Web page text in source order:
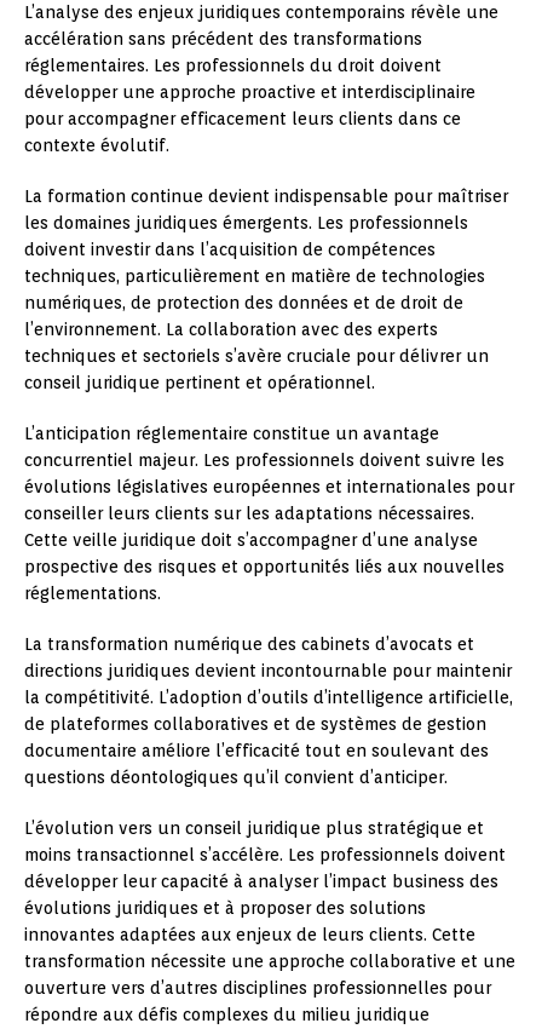
L’analyse des enjeux juridiques contemporains révèle une
accélération sans précédent des transformations
réglementaires. Les professionnels du droit doivent
développer une approche proactive et interdisciplinaire
pour accompagner efficacement leurs clients dans ce
contexte évolutif.
La formation continue devient indispensable pour maîtriser
les domaines juridiques émergents. Les professionnels
doivent investir dans l’acquisition de compétences
techniques, particulièrement en matière de technologies
numériques, de protection des données et de droit de
l’environnement. La collaboration avec des experts
techniques et sectoriels s’avère cruciale pour délivrer un
conseil juridique pertinent et opérationnel.
L’anticipation réglementaire constitue un avantage
concurrentiel majeur. Les professionnels doivent suivre les
évolutions législatives européennes et internationales pour
conseiller leurs clients sur les adaptations nécessaires.
Cette veille juridique doit s’accompagner d’une analyse
prospective des risques et opportunités liés aux nouvelles
réglementations.
La transformation numérique des cabinets d’avocats et
directions juridiques devient incontournable pour maintenir
la compétitivité. L’adoption d’outils d’intelligence artificielle,
de plateformes collaboratives et de systèmes de gestion
documentaire améliore l’efficacité tout en soulevant des
questions déontologiques qu’il convient d’anticiper.
L’évolution vers un conseil juridique plus stratégique et
moins transactionnel s’accélère. Les professionnels doivent
développer leur capacité à analyser l’impact business des
évolutions juridiques et à proposer des solutions
innovantes adaptées aux enjeux de leurs clients. Cette
transformation nécessite une approche collaborative et une
ouverture vers d’autres disciplines professionnelles pour
répondre aux défis complexes du milieu juridique